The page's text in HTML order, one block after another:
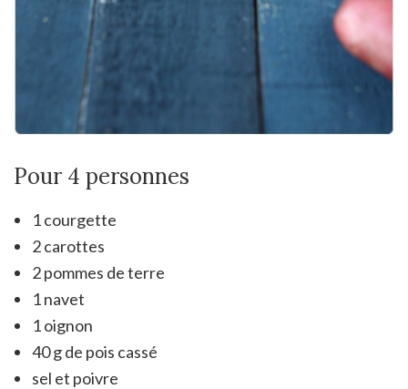
Pour 4 personnes
1 courgette
2 carottes
2 pommes de terre
1 navet
1 oignon
40 g de pois cassé
sel et poivre